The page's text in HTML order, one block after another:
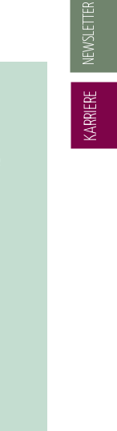
NEWSLETTER
KARRIERE